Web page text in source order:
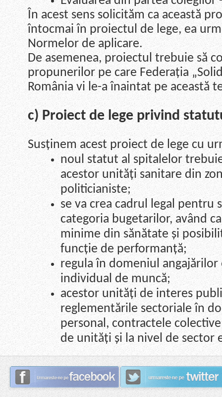
În acest sens solicităm ca această
întocmai în proiectul de lege, ea
Normelor de aplicare.
De asemenea, proiectul trebuie să
propunerilor pe care Federația
România vi le-a înaintat pe această
c) Proiect de lege privind
Susținem acest proiect de lege cu
noul statut al spitalelor
acestor unități sanitare din
politicianiste;
se va crea cadrul legal pentru
categoria bugetarilor, având
minime din sănătate și
funcție de performanță;
regula în domeniul
individual de muncă;
acestor unități de interes
reglementările sectoriale în
personal, contractele
de unități și la nivel de sector